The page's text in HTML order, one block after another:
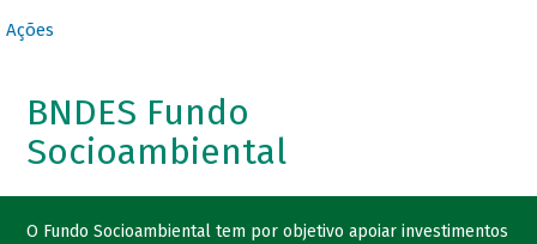
Ações
BNDES Fundo
Socioambiental
O Fundo Socioambiental tem por objetivo apoiar investimentos